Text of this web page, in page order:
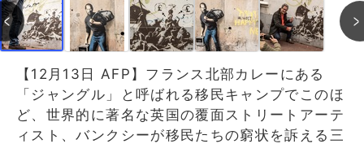
【12月13日 AFP】フランス北部カレーにある
「ジャングル」と呼ばれる移民キャンプでこのほ
ど、世界的に著名な英国の覆面ストリートアーテ
ィスト、バンクシーが移民たちの窮状を訴える三